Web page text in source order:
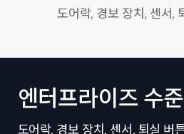
도어락, 경보 장치, 센서,
엔터프라이즈 수
도어락, 경보 장치, 센서, 퇴실 버